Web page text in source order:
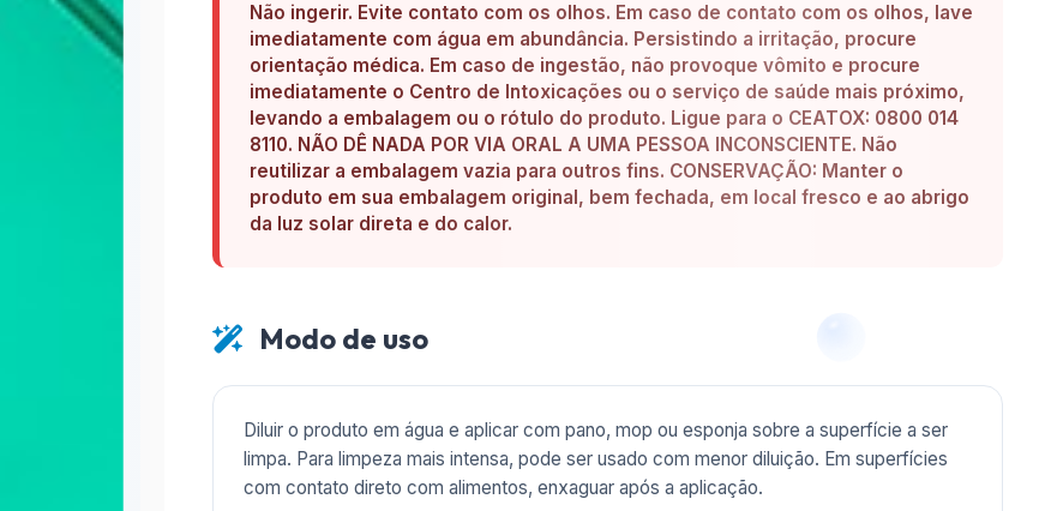
Não ingerir. Evite contato com os olhos. Em caso de contato com os olhos, lave
imediatamente com água em abundância. Persistindo a irritação, procure
orientação médica. Em caso de ingestão, não provoque vômito e procure
imediatamente o Centro de Intoxicações ou o serviço de saúde mais próximo,
levando a embalagem ou o rótulo do produto. Ligue para o CEATOX: 0800 014
8110. NÃO DÊ NADA POR VIA ORAL A UMA PESSOA INCONSCIENTE. Não
reutilizar a embalagem vazia para outros fins. CONSERVAÇÃO: Manter o
produto em sua embalagem original, bem fechada, em local fresco e ao abrigo
da luz solar direta e do calor.
Modo de uso
Diluir o produto em água e aplicar com pano, mop ou esponja sobre a superfície a ser
limpa. Para limpeza mais intensa, pode ser usado com menor diluição. Em superfícies
com contato direto com alimentos, enxaguar após a aplicação.